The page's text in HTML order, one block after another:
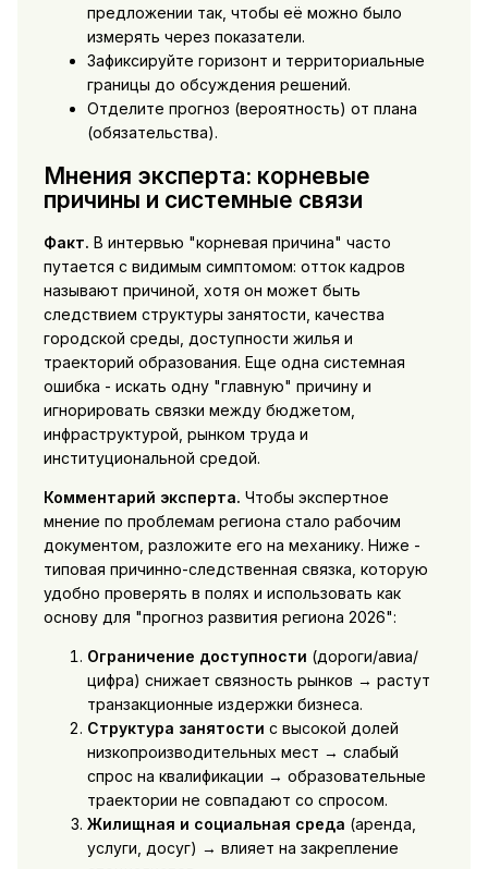
предложении так, чтобы её можно было
измерять через показатели.
Зафиксируйте горизонт и территориальные
границы до обсуждения решений.
Отделите прогноз (вероятность) от плана
(обязательства).
Мнения эксперта: корневые
причины и системные связи
Факт. В интервью "корневая причина" часто
путается с видимым симптомом: отток кадров
называют причиной, хотя он может быть
следствием структуры занятости, качества
городской среды, доступности жилья и
траекторий образования. Еще одна системная
ошибка - искать одну "главную" причину и
игнорировать связки между бюджетом,
инфраструктурой, рынком труда и
институциональной средой.
Комментарий эксперта. Чтобы экспертное
мнение по проблемам региона стало рабочим
документом, разложите его на механику. Ниже -
типовая причинно-следственная связка, которую
удобно проверять в полях и использовать как
основу для "прогноз развития региона 2026":
Ограничение доступности (дороги/авиа/
цифра) снижает связность рынков → растут
транзакционные издержки бизнеса.
Структура занятости с высокой долей
низкопроизводительных мест → слабый
спрос на квалификации → образовательные
траектории не совпадают со спросом.
Жилищная и социальная среда (аренда,
услуги, досуг) → влияет на закрепление